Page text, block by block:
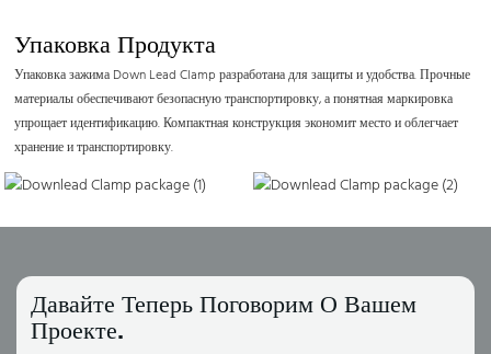
Упаковка Продукта
Упаковка зажима Down Lead Clamp разработана для защиты и удобства. Прочные
материалы обеспечивают безопасную транспортировку, а понятная маркировка
упрощает идентификацию. Компактная конструкция экономит место и облегчает
хранение и транспортировку.
Давайте Теперь Поговорим О Вашем
Проекте.